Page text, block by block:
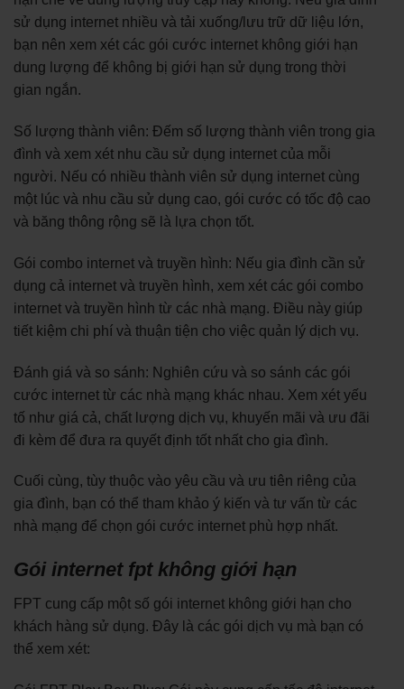
sử dụng internet nhiều và tải xuống/lưu trữ dữ liệu lớn,
bạn nên xem xét các gói cước internet không giới hạn
dung lượng để không bị giới hạn sử dụng trong thời
gian ngắn.
Số lượng thành viên: Đếm số lượng thành viên trong gia
đình và xem xét nhu cầu sử dụng internet của mỗi
người. Nếu có nhiều thành viên sử dụng internet cùng
một lúc và nhu cầu sử dụng cao, gói cước có tốc độ cao
và băng thông rộng sẽ là lựa chọn tốt.
Gói combo internet và truyền hình: Nếu gia đình cần sử
dụng cả internet và truyền hình, xem xét các gói combo
internet và truyền hình từ các nhà mạng. Điều này giúp
tiết kiệm chi phí và thuận tiện cho việc quản lý dịch vụ.
Đánh giá và so sánh: Nghiên cứu và so sánh các gói
cước internet từ các nhà mạng khác nhau. Xem xét yếu
tố như giá cả, chất lượng dịch vụ, khuyến mãi và ưu đãi
đi kèm để đưa ra quyết định tốt nhất cho gia đình.
Cuối cùng, tùy thuộc vào yêu cầu và ưu tiên riêng của
gia đình, bạn có thể tham khảo ý kiến và tư vấn từ các
nhà mạng để chọn gói cước internet phù hợp nhất.
Gói internet fpt không giới hạn
FPT cung cấp một số gói internet không giới hạn cho
khách hàng sử dụng. Đây là các gói dịch vụ mà bạn có
thể xem xét: